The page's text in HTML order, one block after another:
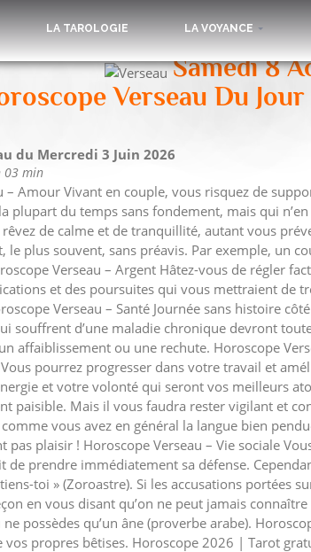
LA TAROLOGIE LA VOYANCE
Samedi 8
Verseau Du Jour
du Mercredi 3 Juin 2026
03 min
– Amour Vivant en couple, vous risquez de
plupart du temps sans fondement, mais qui
de calme et de tranquillité, autant vous
le plus souvent, sans préavis. Par exemple, un
Verseau – Argent Hâtez-vous de régler
et des poursuites qui vous mettraient de
Verseau – Santé Journée sans histoire
souffrent d’une maladie chronique devront
affaiblissement ou une rechute. Horoscope
pourrez progresser dans votre travail et
et votre volonté qui seront vos meilleurs
paisible. Mais il vous faudra rester vigilant et
vous avez en général la langue bien
plaisir ! Horoscope Verseau – Vie sociale
prendre immédiatement sa défense.
toi » (Zoroastre). Si les accusations portées
en vous disant qu’on ne peut jamais
possèdes qu’un âne (proverbe arabe).
vos propres bêtises. Horoscope 2026 | Tarot